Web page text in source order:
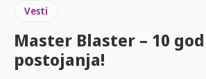
Vesti
Master Blaster – 10
postojanja!